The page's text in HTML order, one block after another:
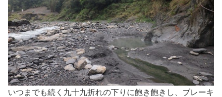
いつまでも続く九十九折れの下りに飽き飽きし、ブレーキ